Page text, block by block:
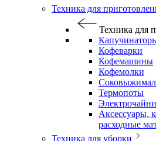
Техника для
Техника для
Кофеварки
Кофемашины
Кофемолки
Термопоты
Аксессуары,
расходные
Техника для уборки